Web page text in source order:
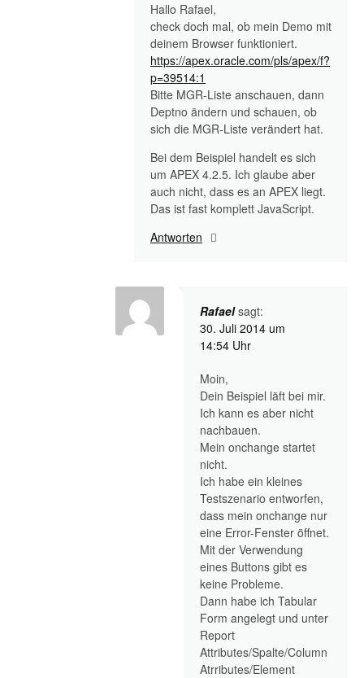
Hallo Rafael,
check doch mal, ob mein Demo mit
deinem Browser funktioniert.
https://apex.oracle.com/pls/apex/f?
p=39514:1
Bitte MGR-Liste anschauen, dann
Deptno ändern und schauen, ob
sich die MGR-Liste verändert hat.
Bei dem Beispiel handelt es sich
um APEX 4.2.5. Ich glaube aber
auch nicht, dass es an APEX liegt.
Das ist fast komplett JavaScript.
Antworten
Rafael sagt:
30. Juli 2014 um
14:54 Uhr
Moin,
Dein Beispiel läft bei mir.
Ich kann es aber nicht
nachbauen.
Mein onchange startet
nicht.
Ich habe ein kleines
Testszenario entworfen,
dass mein onchange nur
eine Error-Fenster öffnet.
Mit der Verwendung
eines Buttons gibt es
keine Probleme.
Dann habe ich Tabular
Form angelegt und unter
Report
Attributes/Spalte/Column
Atrributes/Element